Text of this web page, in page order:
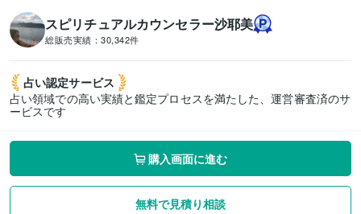
スピリチュアルカウンセラー沙耶美
総販売実績： 30,342件
占い認定サービス
占い領域での高い実績と鑑定プロセスを満たした、運営審査済のサ
ービスです
購入画面に進む
無料で見積り相談